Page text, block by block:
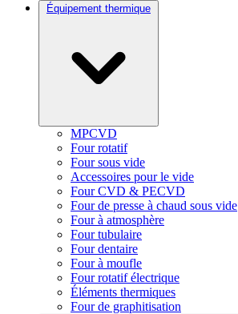
Équipement thermique
MPCVD
Four rotatif
Four sous vide
Accessoires pour le vide
Four CVD & PECVD
Four de presse à chaud sous vide
Four à atmosphère
Four tubulaire
Four dentaire
Four à moufle
Four rotatif électrique
Éléments thermiques
Four de graphitisation